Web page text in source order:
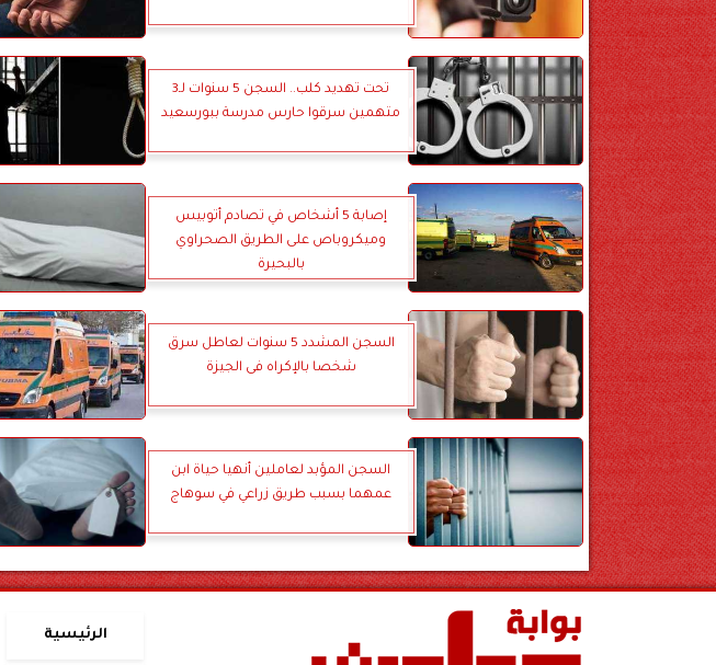
تحت تهديد كلب.. السجن 5 سنوات لـ3
متهمين سرقوا حارس مدرسة ببورسعيد
إصابة 5 أشخاص في تصادم أتوبيس
وميكروباص على الطريق الصحراوي
بالبحيرة
السجن المشدد 5 سنوات لعاطل سرق
شخصا بالإكراه فى الجيزة
السجن المؤبد لعاملين أنهيا حياة ابن
عمهما بسبب طريق زراعي في سوهاج
الرئيسية